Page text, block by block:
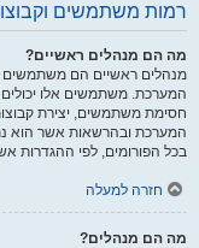
רמות משתמשים
מה הם מנהלים ראשיים?
מנהלים ראשיים הם משתמשים
המערכת. משתמשים אלו
חסימת משתמשים, יצירת
המערכת ובהרשאות אשר הוא
בכל הפורומים, לפי ההגדרות
חזרה למעלה
מה הם מנהלים?